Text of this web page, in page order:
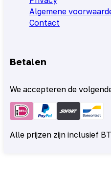
Algemene
Contact
Betalen
We accepteren de
Alle prijzen zijn inclusief